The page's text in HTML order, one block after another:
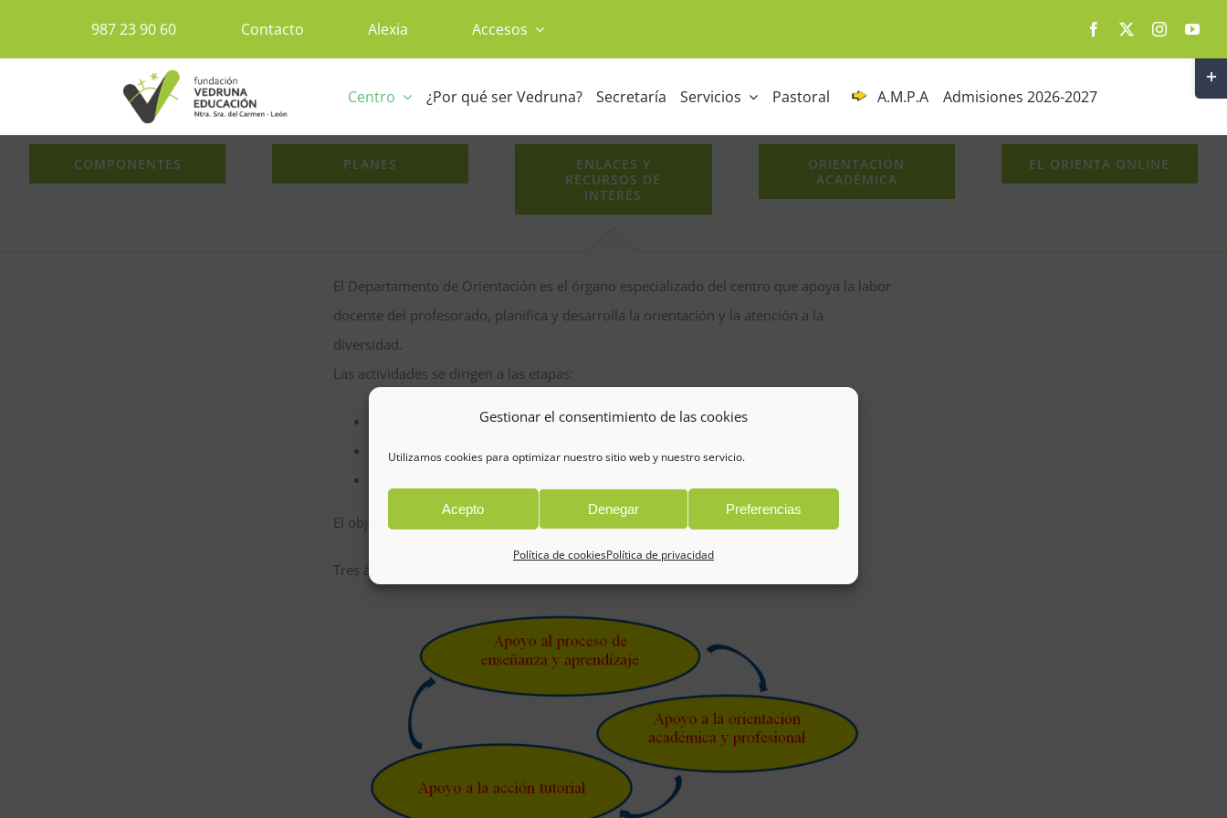
Gestionar el consentimiento de las cookies
Utilizamos cookies para optimizar nuestro sitio web y nuestro servicio.
Acepto Denegar Preferencias
Política de cookiesPolítica de privacidad
987 23 90 60 Contacto Alexia Accesos
Centro ¿Por qué ser Vedruna? Secretaría Servicios Pastoral A.M.P.A Admisiones 2026-2027
COMPONENTES PLANES
ENLACES Y
RECURSOS DE
INTERÉS
ORIENTACIÓN
ACADÉMICA
EL ORIENTA ONLINE
El Departamento de Orientación es el órgano especializado del centro que apoya la labor
docente del profesorado, planifica y desarrolla la orientación y la atención a la
diversidad.
Las actividades se dirigen a las etapas:
Educación Infantil
Educación Primaria
El objetivo es lograr la formación integral de todo el alumnado.
Tres ámbitos interrelacionados: